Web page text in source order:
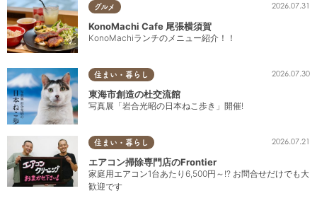
グルメ 2026.07.31
KonoMachi Cafe 尾張横須賀
KonoMachiランチのメニュー紹介！！
住まい・暮らし 2026.07.30
東海市創造の杜交流館
写真展「岩合光昭の日本ねこ歩き」開催!
住まい・暮らし 2026.07.21
エアコン掃除専門店のFrontier
家庭用エアコン1台あたり6,500円～!? お問合せだけでも大
歓迎です